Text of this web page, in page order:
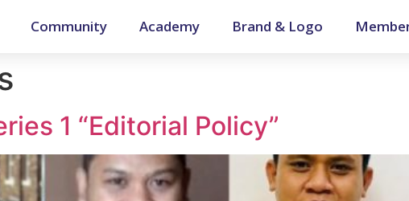
Community Academy Brand & Logo
1 “Editorial Policy”